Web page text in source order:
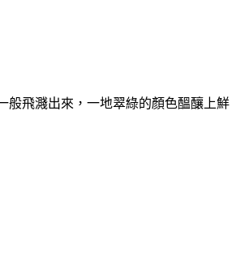
般飛濺出來，一地翠綠的顏色醞釀上鮮